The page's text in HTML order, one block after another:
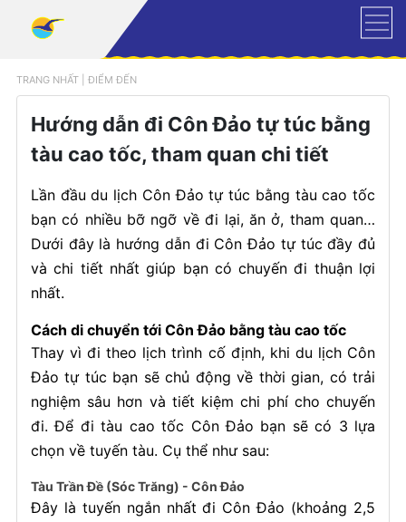
TRANG NHẤT| ĐIỂM ĐẾN
Hướng dẫn đi Côn Đảo tự túc bằng
tàu cao tốc, tham quan chi tiết
Lần đầu du lịch Côn Đảo tự túc bằng tàu cao tốc
bạn có nhiều bỡ ngỡ về đi lại, ăn ở, tham quan…
Dưới đây là hướng dẫn đi Côn Đảo tự túc đầy đủ
và chi tiết nhất giúp bạn có chuyến đi thuận lợi
nhất.
Cách di chuyển tới Côn Đảo bằng tàu cao tốc
Thay vì đi theo lịch trình cố định, khi du lịch Côn
Đảo tự túc bạn sẽ chủ động về thời gian, có trải
nghiệm sâu hơn và tiết kiệm chi phí cho chuyến
đi. Để đi tàu cao tốc Côn Đảo bạn sẽ có 3 lựa
chọn về tuyến tàu. Cụ thể như sau:
Tàu Trần Đề (Sóc Trăng) - Côn Đảo
Đây là tuyến ngắn nhất đi Côn Đảo (khoảng 2,5